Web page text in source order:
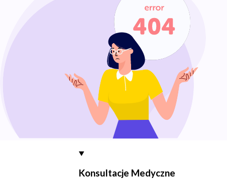
Konsultacje Medyczne